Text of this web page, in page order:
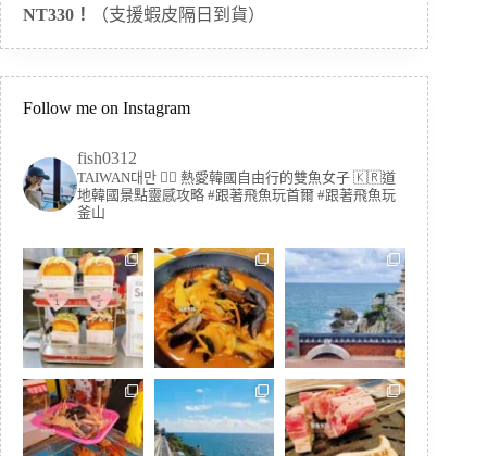
NT330！
（支援蝦皮隔日到貨）
Follow me on Instagram
fish0312
TAIWAN대만 🏳️‍🌈 熱愛韓國自由行的雙魚女子 🇰🇷道
地韓國景點靈感攻略 #跟著飛魚玩首爾 #跟著飛魚玩
釜山